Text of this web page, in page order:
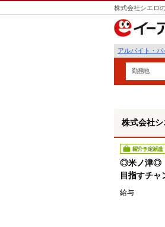
株式会社シエロ
アルバイト・
勤務地
株式会社シ
紹介予定派遣
◎米ノ津◎
目指すチ
給与